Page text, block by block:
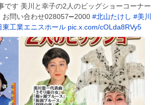
です 美川と幸子の2人のビッグショーコーナー
問い合わせ028057➖2000 #北山たけし #美川
東工業エニスホール pic.x.com/cOLda8RVy5